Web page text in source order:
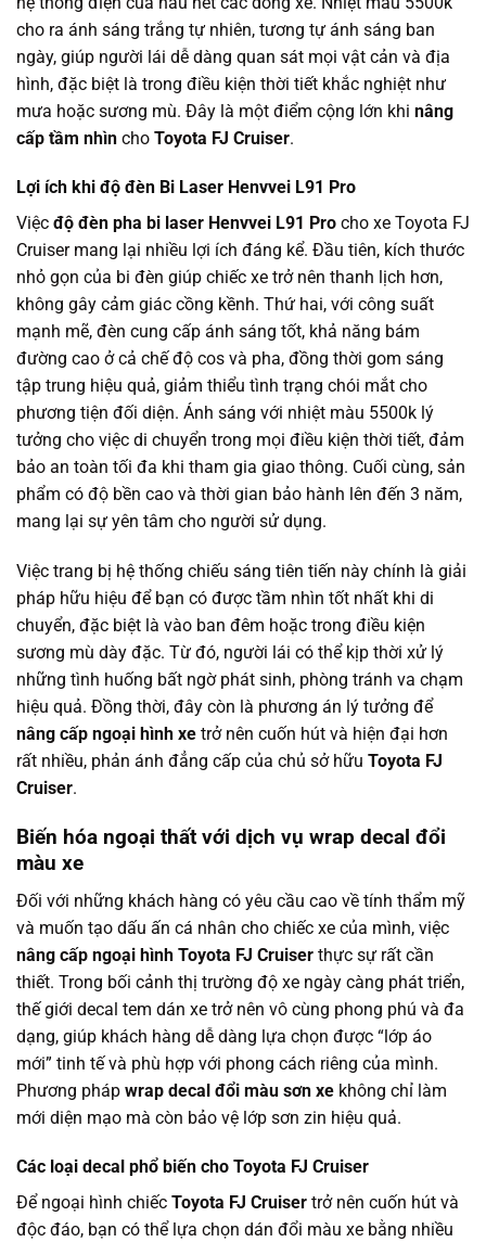
cho ra ánh sáng trắng tự nhiên, tương tự ánh sáng ban
ngày, giúp người lái dễ dàng quan sát mọi vật cản và địa
hình, đặc biệt là trong điều kiện thời tiết khắc nghiệt như
mưa hoặc sương mù. Đây là một điểm cộng lớn khi nâng
cấp tầm nhìn cho Toyota FJ Cruiser.
Lợi ích khi độ đèn Bi Laser Henvvei L91 Pro
Việc độ đèn pha bi laser Henvvei L91 Pro cho xe Toyota FJ
Cruiser mang lại nhiều lợi ích đáng kể. Đầu tiên, kích thước
nhỏ gọn của bi đèn giúp chiếc xe trở nên thanh lịch hơn,
không gây cảm giác cồng kềnh. Thứ hai, với công suất
mạnh mẽ, đèn cung cấp ánh sáng tốt, khả năng bám
đường cao ở cả chế độ cos và pha, đồng thời gom sáng
tập trung hiệu quả, giảm thiểu tình trạng chói mắt cho
phương tiện đối diện. Ánh sáng với nhiệt màu 5500k lý
tưởng cho việc di chuyển trong mọi điều kiện thời tiết, đảm
bảo an toàn tối đa khi tham gia giao thông. Cuối cùng, sản
phẩm có độ bền cao và thời gian bảo hành lên đến 3 năm,
mang lại sự yên tâm cho người sử dụng.
Việc trang bị hệ thống chiếu sáng tiên tiến này chính là giải
pháp hữu hiệu để bạn có được tầm nhìn tốt nhất khi di
chuyển, đặc biệt là vào ban đêm hoặc trong điều kiện
sương mù dày đặc. Từ đó, người lái có thể kịp thời xử lý
những tình huống bất ngờ phát sinh, phòng tránh va chạm
hiệu quả. Đồng thời, đây còn là phương án lý tưởng để
nâng cấp ngoại hình xe trở nên cuốn hút và hiện đại hơn
rất nhiều, phản ánh đẳng cấp của chủ sở hữu Toyota FJ
Cruiser.
Biến hóa ngoại thất với dịch vụ wrap decal đổi
màu xe
Đối với những khách hàng có yêu cầu cao về tính thẩm mỹ
và muốn tạo dấu ấn cá nhân cho chiếc xe của mình, việc
nâng cấp ngoại hình Toyota FJ Cruiser thực sự rất cần
thiết. Trong bối cảnh thị trường độ xe ngày càng phát triển,
thế giới decal tem dán xe trở nên vô cùng phong phú và đa
dạng, giúp khách hàng dễ dàng lựa chọn được “lớp áo
mới” tinh tế và phù hợp với phong cách riêng của mình.
Phương pháp wrap decal đổi màu sơn xe không chỉ làm
mới diện mạo mà còn bảo vệ lớp sơn zin hiệu quả.
Các loại decal phổ biến cho Toyota FJ Cruiser
Để ngoại hình chiếc Toyota FJ Cruiser trở nên cuốn hút và
độc đáo, bạn có thể lựa chọn dán đổi màu xe bằng nhiều